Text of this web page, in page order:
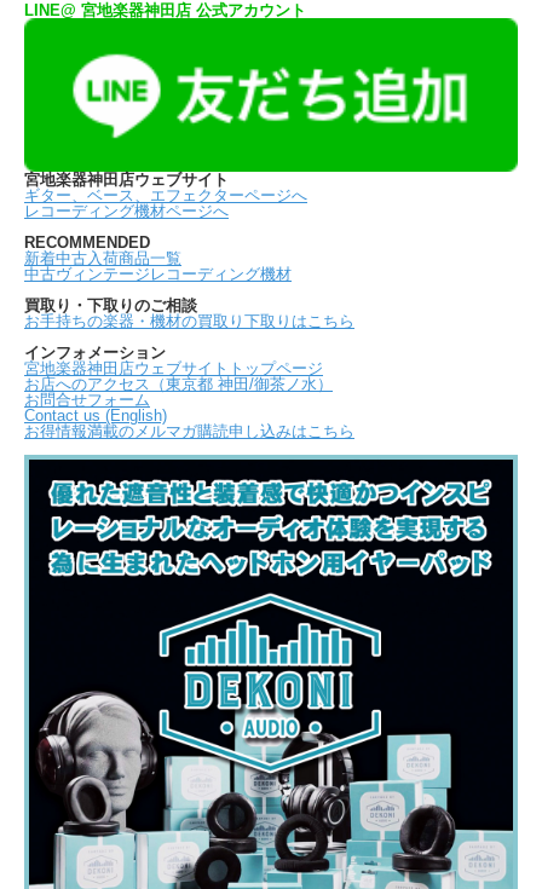
LINE@ 宮地楽器神田店 公式アカウント
宮地楽器神田店ウェブサイト
ギター、ベース、エフェクターページへ
レコーディング機材ページへ
RECOMMENDED
新着中古入荷商品一覧
中古ヴィンテージレコーディング機材
買取り・下取りのご相談
お手持ちの楽器・機材の買取り下取りはこちら
インフォメーション
宮地楽器神田店ウェブサイトトップページ
お店へのアクセス（東京都 神田/御茶ノ水）
お問合せフォーム
Contact us (English)
お得情報満載のメルマガ購読申し込みはこちら